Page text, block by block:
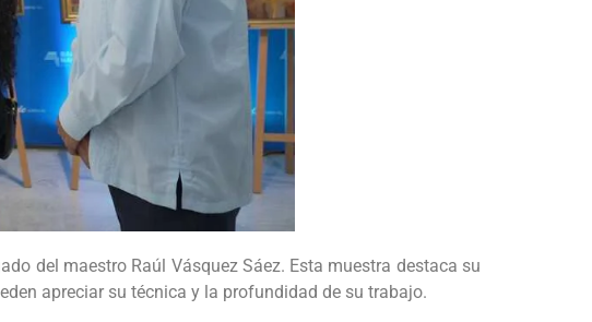
del maestro Raúl Vásquez Sáez. Esta muestra destaca su
apreciar su técnica y la profundidad de su trabajo.